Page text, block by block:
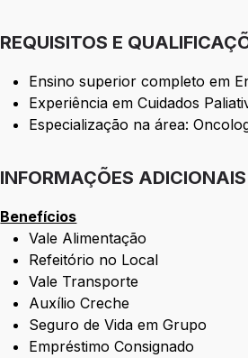
REQUISITOS E
Ensino superior completo em
Experiência em Cuidados
Especialização na área:
INFORMAÇÕES ADICIONAIS
Benefícios
Vale Alimentação
Refeitório no Local
Vale Transporte
Auxílio Creche
Seguro de Vida em Grupo
Empréstimo Consignado